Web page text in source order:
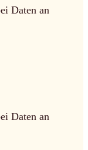
Daten an
Daten an